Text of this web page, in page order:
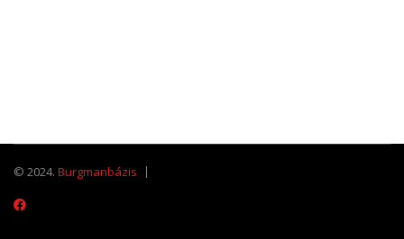
© 2024. Burgmanbázis